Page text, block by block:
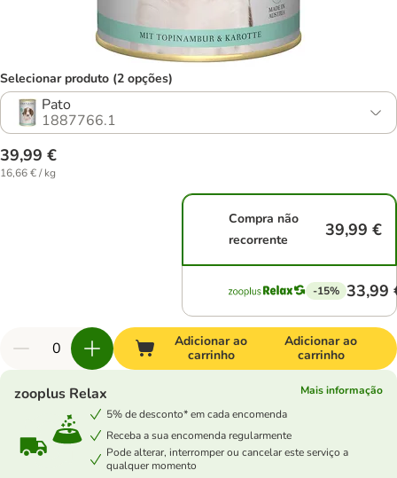
Selecionar produto (2 opções)
Pato
1887766.1
39,99 €
16,66 € / kg
Compra não
recorrente
39,99 €
-15% 33,99
Adicionar ao
carrinho
Adicionar ao
carrinho
zooplus Relax
Mais informação
5% de desconto* em cada encomenda
Receba a sua encomenda regularmente
Pode alterar, interromper ou cancelar este serviço a
qualquer momento